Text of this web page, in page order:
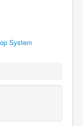
System